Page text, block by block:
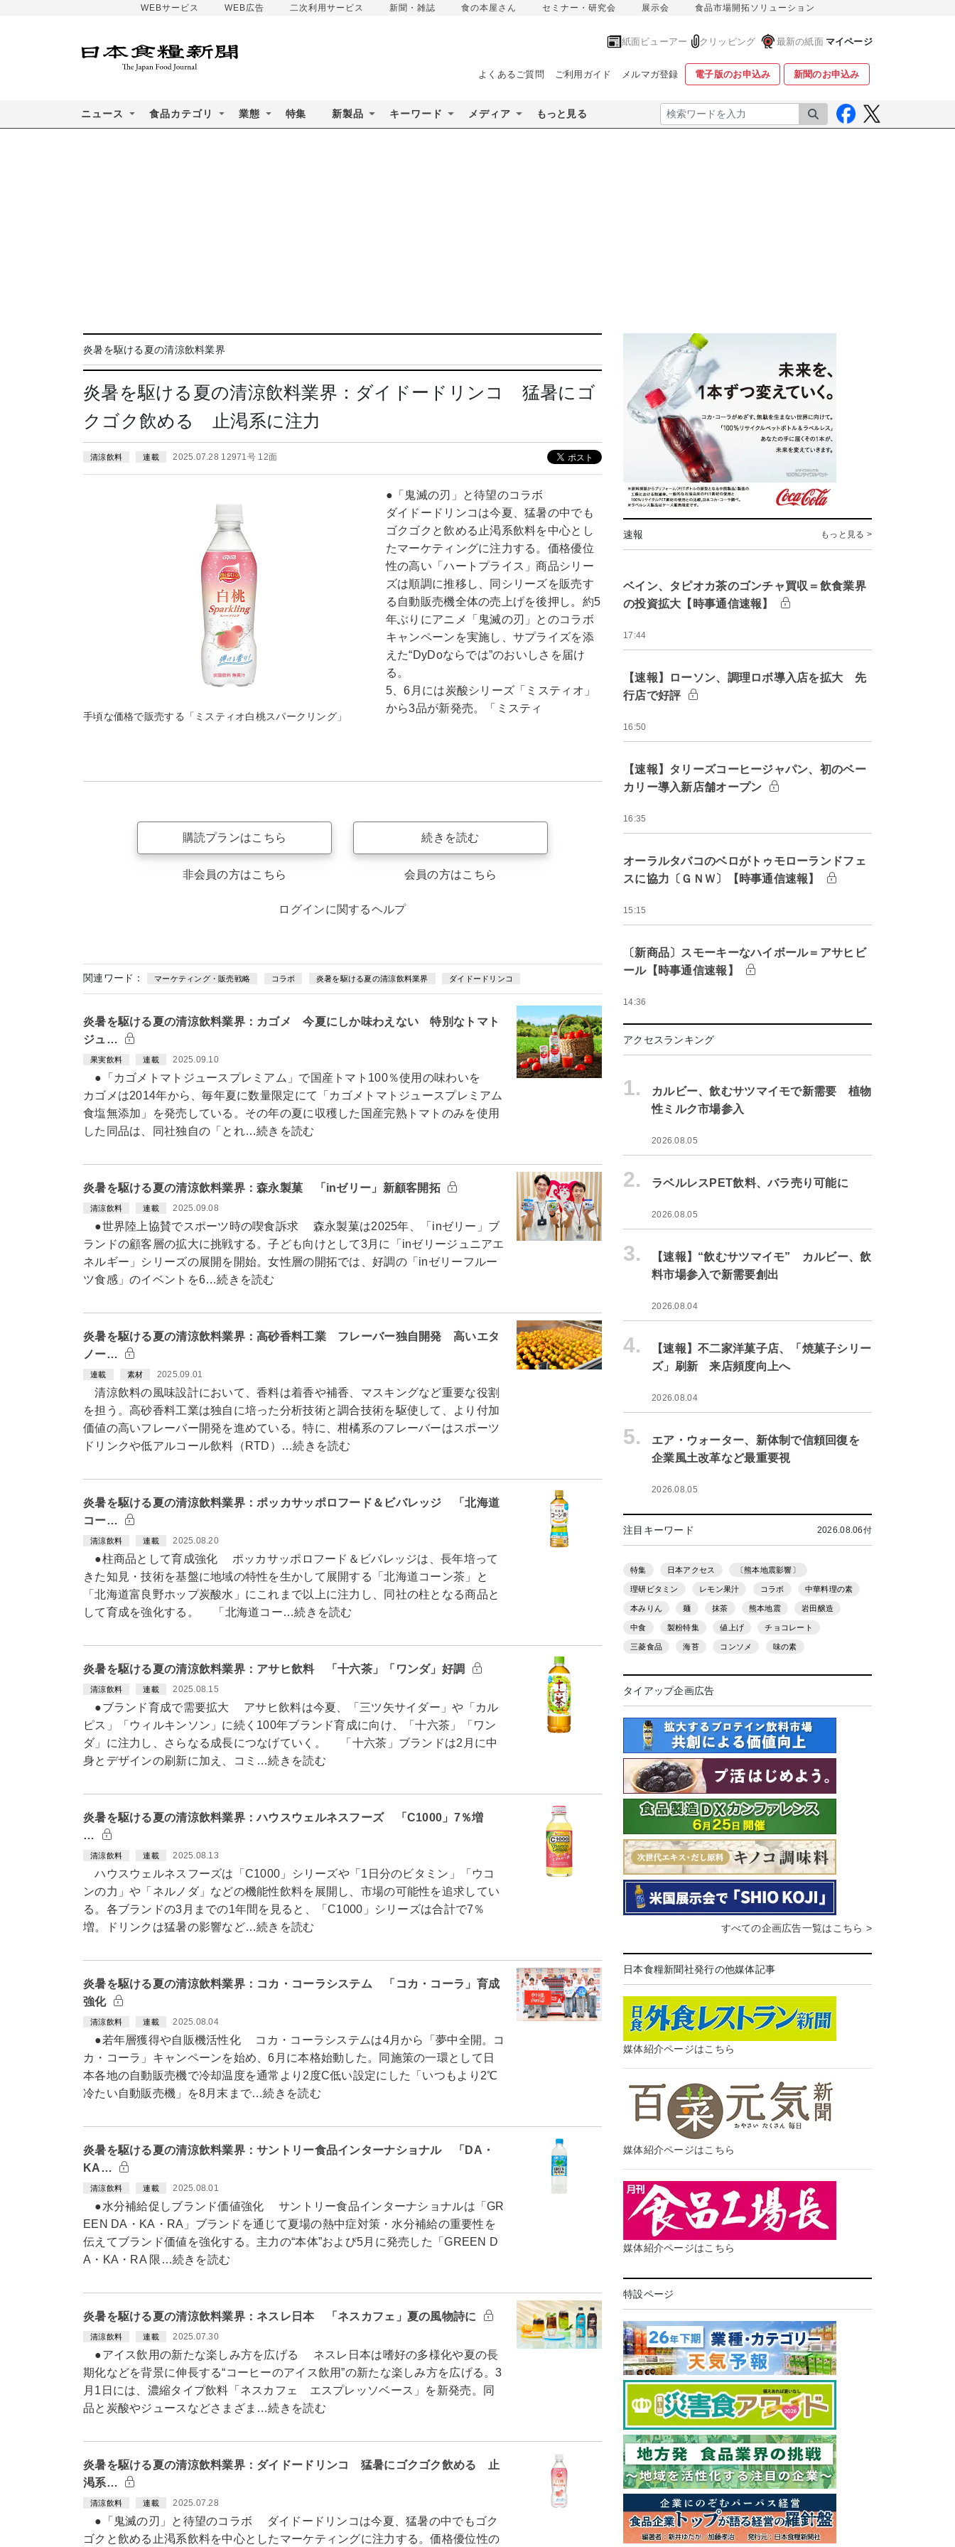
WEBサービス WEB広告 二次利用サービス 新聞・雑誌 食の本屋さん セミナー・研究会 展示会 食品市場開拓ソリューション
紙面ビューアー クリッピング 最新の紙面 マイページ
よくあるご質問 ご利用ガイド メルマガ登録 電子版のお申込み 新聞のお申込み
ニュース 食品カテゴリ 業態 特集 新製品 キーワード メディア もっと見る 検索
炎暑を駆ける夏の清涼飲料業界
炎暑を駆ける夏の清涼飲料業界：ダイドードリンコ 猛暑にゴ
クゴク飲める 止渇系に注力
清涼飲料 連載 2025.07.28 12971号 12面
手頃な価格で販売する「ミスティオ白桃スパークリング」
●「鬼滅の刃」と待望のコラボ
ダイドードリンコは今夏、猛暑の中でも
ゴクゴクと飲める止渇系飲料を中心とし
たマーケティングに注力する。価格優位
性の高い「ハートプライス」商品シリー
ズは順調に推移し、同シリーズを販売す
る自動販売機全体の売上げを後押し。約5
年ぶりにアニメ「鬼滅の刃」とのコラボ
キャンペーンを実施し、サプライズを添
えた“DyDoならでは”のおいしさを届け
る。
5、6月には炭酸シリーズ「ミスティオ」
から3品が新発売。「ミスティ
購読プランはこちら
非会員の方はこちら
続きを読む
会員の方はこちら
ログインに関するヘルプ
関連ワード： マーケティング・販売戦略 コラボ 炎暑を駆ける夏の清涼飲料業界 ダイドードリンコ
炎暑を駆ける夏の清涼飲料業界：カゴメ 今夏にしか味わえない 特別なトマト
ジュ…
果実飲料 連載 2025.09.10
●「カゴメトマトジュースプレミアム」で国産トマト100％使用の味わいを
カゴメは2014年から、毎年夏に数量限定にて「カゴメトマトジュースプレミアム
食塩無添加」を発売している。その年の夏に収穫した国産完熟トマトのみを使用
した同品は、同社独自の「とれ…続きを読む
炎暑を駆ける夏の清涼飲料業界：森永製菓 「inゼリー」新顧客開拓
清涼飲料 連載 2025.09.08
●世界陸上協賛でスポーツ時の喫食訴求 森永製菓は2025年、「inゼリー」ブ
ランドの顧客層の拡大に挑戦する。子ども向けとして3月に「inゼリージュニアエ
ネルギー」シリーズの展開を開始。女性層の開拓では、好調の「inゼリーフルー
ツ食感」のイベントを6…続きを読む
炎暑を駆ける夏の清涼飲料業界：高砂香料工業 フレーバー独自開発 高いエタ
ノー…
連載 素材 2025.09.01
清涼飲料の風味設計において、香料は着香や補香、マスキングなど重要な役割
を担う。高砂香料工業は独自に培った分析技術と調合技術を駆使して、より付加
価値の高いフレーバー開発を進めている。特に、柑橘系のフレーバーはスポーツ
ドリンクや低アルコール飲料（RTD）…続きを読む
炎暑を駆ける夏の清涼飲料業界：ポッカサッポロフード＆ビバレッジ 「北海道
コー…
清涼飲料 連載 2025.08.20
●柱商品として育成強化 ポッカサッポロフード＆ビバレッジは、長年培って
きた知見・技術を基盤に地域の特性を生かして展開する「北海道コーン茶」と
「北海道富良野ホップ炭酸水」にこれまで以上に注力し、同社の柱となる商品と
して育成を強化する。 「北海道コー…続きを読む
炎暑を駆ける夏の清涼飲料業界：アサヒ飲料 「十六茶」「ワンダ」好調
清涼飲料 連載 2025.08.15
●ブランド育成で需要拡大 アサヒ飲料は今夏、「三ツ矢サイダー」や「カル
ピス」「ウィルキンソン」に続く100年ブランド育成に向け、「十六茶」「ワン
ダ」に注力し、さらなる成長につなげていく。 「十六茶」ブランドは2月に中
身とデザインの刷新に加え、コミ…続きを読む
炎暑を駆ける夏の清涼飲料業界：ハウスウェルネスフーズ 「C1000」7％増
…
清涼飲料 連載 2025.08.13
ハウスウェルネスフーズは「C1000」シリーズや「1日分のビタミン」「ウコ
ンの力」や「ネルノダ」などの機能性飲料を展開し、市場の可能性を追求してい
る。各ブランドの3月までの1年間を見ると、「C1000」シリーズは合計で7％
増。ドリンクは猛暑の影響など…続きを読む
炎暑を駆ける夏の清涼飲料業界：コカ・コーラシステム 「コカ・コーラ」育成
強化
清涼飲料 連載 2025.08.04
●若年層獲得や自販機活性化 コカ・コーラシステムは4月から「夢中全開。コ
カ・コーラ」キャンペーンを始め、6月に本格始動した。同施策の一環として日
本各地の自動販売機で冷却温度を通常より2度C低い設定にした「いつもより2℃
冷たい自動販売機」を8月末まで…続きを読む
炎暑を駆ける夏の清涼飲料業界：サントリー食品インターナショナル 「DA・
KA…
清涼飲料 連載 2025.08.01
●水分補給促しブランド価値強化 サントリー食品インターナショナルは「GR
EEN DA・KA・RA」ブランドを通じて夏場の熱中症対策・水分補給の重要性を
伝えてブランド価値を強化する。主力の“本体”および5月に発売した「GREEN D
A・KA・RA 限…続きを読む
炎暑を駆ける夏の清涼飲料業界：ネスレ日本 「ネスカフェ」夏の風物詩に
清涼飲料 連載 2025.07.30
●アイス飲用の新たな楽しみ方を広げる ネスレ日本は嗜好の多様化や夏の長
期化などを背景に伸長する“コーヒーのアイス飲用”の新たな楽しみ方を広げる。3
月1日には、濃縮タイプ飲料「ネスカフェ エスプレッソベース」を新発売。同
品と炭酸やジュースなどさまざま…続きを読む
炎暑を駆ける夏の清涼飲料業界：ダイドードリンコ 猛暑にゴクゴク飲める 止
渇系…
清涼飲料 連載 2025.07.28
●「鬼滅の刃」と待望のコラボ ダイドードリンコは今夏、猛暑の中でもゴク
ゴクと飲める止渇系飲料を中心としたマーケティングに注力する。価格優位性の
速報 もっと見る >
ベイン、タピオカ茶のゴンチャ買収＝飲食業界
の投資拡大【時事通信速報】
17:44
【速報】ローソン、調理ロボ導入店を拡大 先
行店で好評
16:50
【速報】タリーズコーヒージャパン、初のベー
カリー導入新店舗オープン
16:35
オーラルタバコのベロがトゥモローランドフェ
スに協力〔ＧＮＷ〕【時事通信速報】
15:15
〔新商品〕スモーキーなハイボール＝アサヒビ
ール【時事通信速報】
14:36
アクセスランキング
1.
カルビー、飲むサツマイモで新需要 植物
性ミルク市場参入
2026.08.05
2. ラベルレスPET飲料、バラ売り可能に
2026.08.05
3.
【速報】“飲むサツマイモ” カルビー、飲
料市場参入で新需要創出
2026.08.04
4.
【速報】不二家洋菓子店、「焼菓子シリー
ズ」刷新 来店頻度向上へ
2026.08.04
5.
エア・ウォーター、新体制で信頼回復を
企業風土改革など最重要視
2026.08.05
注目キーワード 2026.08.06付
特集 日本アクセス 〔熊本地震影響〕
理研ビタミン レモン果汁 コラボ 中華料理の素
本みりん 麺 抹茶 熊本地震 岩田醸造
中食 製粉特集 値上げ チョコレート
三菱食品 海苔 コンソメ 味の素
タイアップ企画広告
すべての企画広告一覧はこちら >
日本食糧新聞社発行の他媒体記事
媒体紹介ページはこちら
媒体紹介ページはこちら
媒体紹介ページはこちら
特設ページ